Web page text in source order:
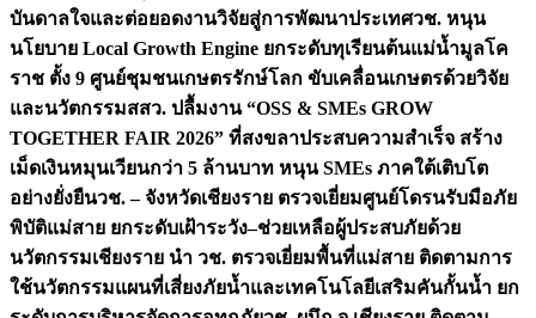
บันดาลใจและต่อยอดงานวิจัยสู่การพัฒนาประเทศวช. หนุน
นโยบาย Local Growth Engine ยกระดับทุเรียนต้นแม่น้ำมูลโค
ราช ตั้ง 9 ศูนย์ชุมชนเกษตรรักษ์โลก ขับเคลื่อนเกษตรด้วยวิจัย
และนวัตกรรมสสว. ปลื้มงาน “OSS & SMEs GROW
TOGETHER FAIR 2026” ที่สงขลาประสบความสำเร็จ สร้าง
เม็ดเงินหมุนเวียนกว่า 5 ล้านบาท หนุน SMEs ภาคใต้เติบโต
อย่างยั่งยืนวช. – จังหวัดเชียงราย ตรวจเยี่ยมศูนย์โดรนรับมือภัย
พิบัติแม่สาย ยกระดับเฝ้าระวัง–ช่วยเหลือผู้ประสบภัยด้วย
นวัตกรรมเชียงราย นำ วช. ตรวจเยี่ยมพื้นที่แม่สาย ติดตามการ
ใช้นวัตกรรมแผนที่เสี่ยงภัยน้ำและเทคโนโลยีเสริมคันกั้นน้ำ ยก